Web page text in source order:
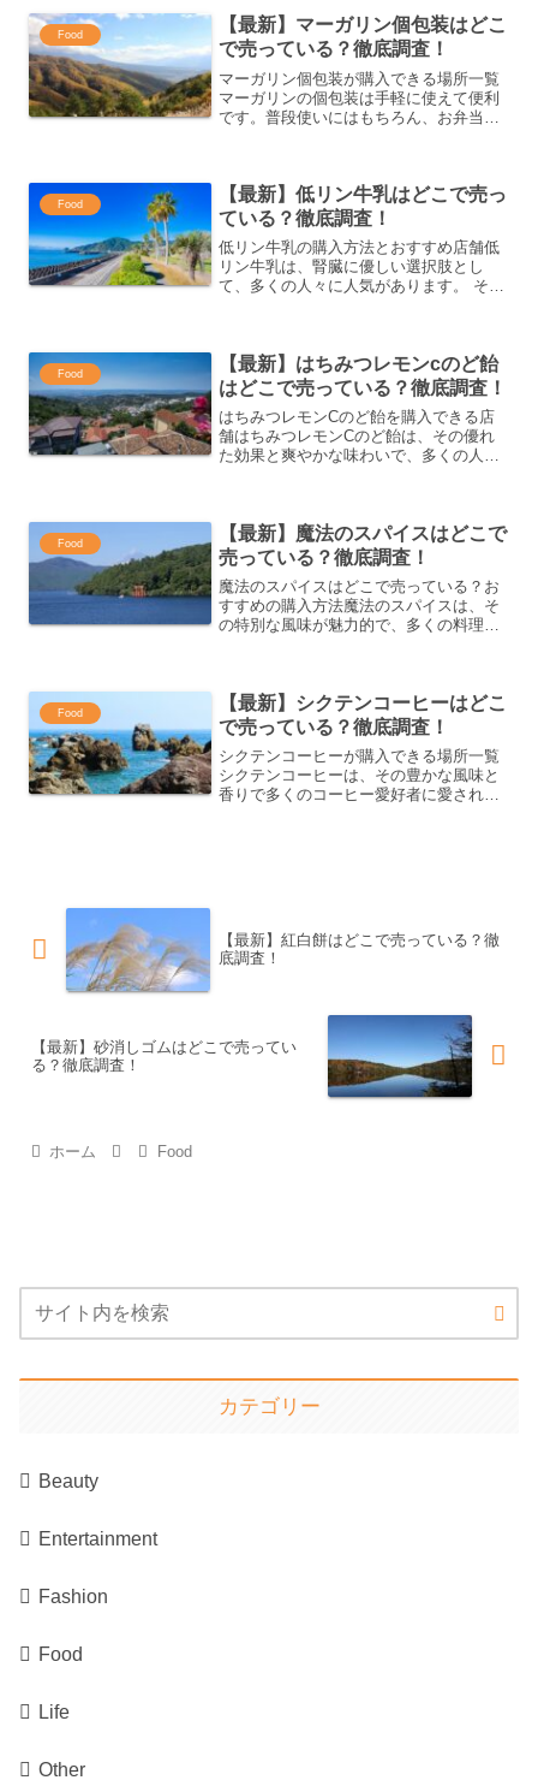
チョコの取り扱い店舗北海...
Food
【最新】マーガリン個包装はどこ
で売っている？徹底調査！
マーガリン個包装が購入できる場所一覧
マーガリンの個包装は手軽に使えて便利
です。普段使いにはもちろん、お弁当や
が購入できる場所を紹介し...
Food
【最新】低リン牛乳はどこで売っ
ている？徹底調査！
低リン牛乳の購入方法とおすすめ店舗低
リン牛乳は、腎臓に優しい選択肢とし
て、多くの人々に人気があります。 その
店舗、オンラインショップ...
Food
【最新】はちみつレモンcのど飴
はどこで売っている？徹底調査！
はちみつレモンCのど飴を購入できる店
舗はちみつレモンCのど飴は、その優れ
た効果と爽やかな味わいで、多くの人々
所を詳しく紹介します。最...
Food
【最新】魔法のスパイスはどこで
売っている？徹底調査！
魔法のスパイスはどこで売っている？お
すすめの購入方法魔法のスパイスは、そ
の特別な風味が魅力的で、多くの料理に
ご紹介します。オンラインシ...
Food
【最新】シクテンコーヒーはどこ
で売っている？徹底調査！
シクテンコーヒーが購入できる場所一覧
シクテンコーヒーは、その豊かな風味と
香りで多くのコーヒー愛好者に愛されて
【最新】紅白餅はどこで売っている？徹
底調査！
【最新】砂消しゴムはどこで売ってい
る？徹底調査！
ホーム Food
カテゴリー
Beauty
Entertainment
Fashion
Food
Life
Other